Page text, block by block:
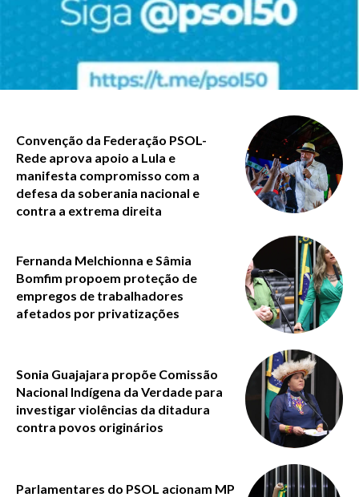
Convenção da Federação PSOL-
Rede aprova apoio a Lula e
manifesta compromisso com a
defesa da soberania nacional e
contra a extrema direita
Fernanda Melchionna e Sâmia
Bomfim propoem proteção de
empregos de trabalhadores
afetados por privatizações
Sonia Guajajara propõe Comissão
Nacional Indígena da Verdade para
investigar violências da ditadura
contra povos originários
Parlamentares do PSOL acionam MP